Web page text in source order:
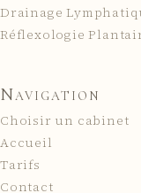
Drainage
Réflexologie
Navigation
Choisir un cabinet
Accueil
Tarifs
Contact